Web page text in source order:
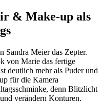
& Make-up als
Sandra Meier das Zepter.
von Marie das fertige
deutlich mehr als Puder und
für die Kamera
denn Blitzlicht
verändern Konturen.